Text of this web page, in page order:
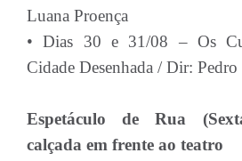
Luana Proença
• Dias 30 e 31/08 – Os
Cidade Desenhada / Dir:
Espetáculo de Rua
calçada em frente ao teatro